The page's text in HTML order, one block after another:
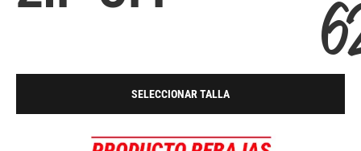
SELECCIONAR TALLA